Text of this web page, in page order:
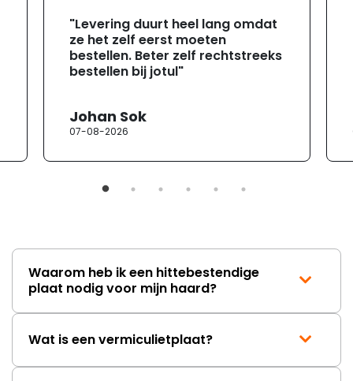
"Levering duurt heel lang omdat
ze het zelf eerst moeten
bestellen. Beter zelf rechtstreeks
bestellen bij jotul"
Johan Sok
07-08-2026
Waarom heb ik een hittebestendige
plaat nodig voor mijn haard?
Wat is een vermiculietplaat?